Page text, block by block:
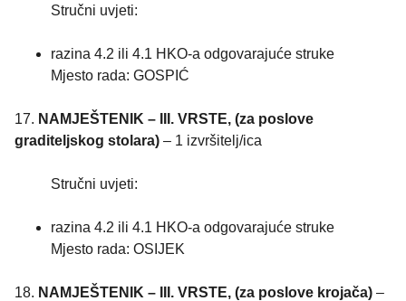
Stručni uvjeti:
razina 4.2 ili 4.1 HKO-a odgovarajuće struke
Mjesto rada: GOSPIĆ
17. NAMJEŠTENIK – III. VRSTE, (za poslove
graditeljskog stolara) – 1 izvršitelj/ica
Stručni uvjeti:
razina 4.2 ili 4.1 HKO-a odgovarajuće struke
Mjesto rada: OSIJEK
18. NAMJEŠTENIK – III. VRSTE, (za poslove krojača) –